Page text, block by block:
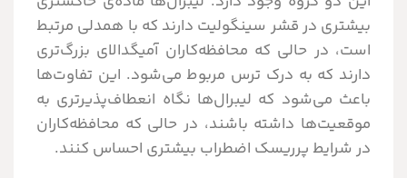
بیشتری در قشر سینگولیت دارند که با همدلی مرتبط
است، در حالی که محافظه‌کاران آمیگدالای بزرگ‌تری
دارند که به درک ترس مربوط می‌شود. این تفاوت‌ها
باعث می‌شود که لیبرال‌ها نگاه انعطاف‌پذیرتری به
موقعیت‌ها داشته باشند، در حالی که محافظه‌کاران
در شرایط پرریسک اضطراب بیشتری احساس کنند.